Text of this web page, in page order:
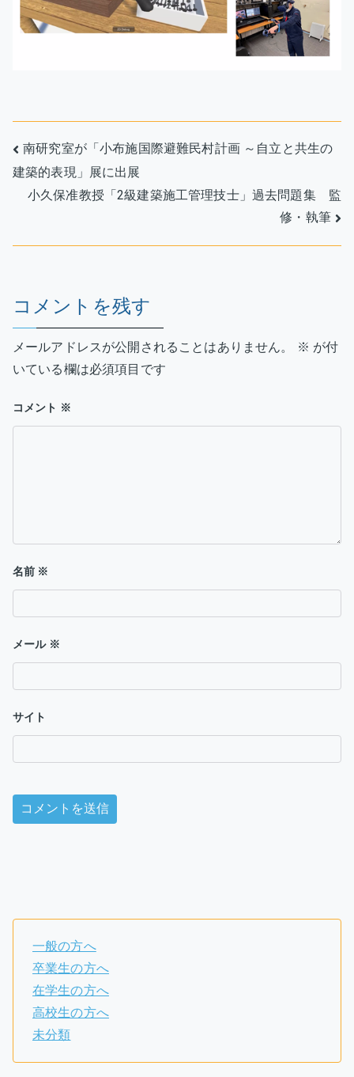
卒
業
表
へ
の
投
稿
ビ
ー
シ
ョ
ン
南研究室が「小布施国際避難民村計画 ～自立と共生の
建築的表現」展に出展
小久保准教授「2級建築施工管理技士」過去問題集 監
修・執筆
コメントを残す
メールアドレスが公開されることはありません。 ※ が付
いている欄は必須項目です
コメント ※
名前 ※
メール ※
サイト
一般の方へ
卒業生の方へ
在学生の方へ
高校生の方へ
未分類